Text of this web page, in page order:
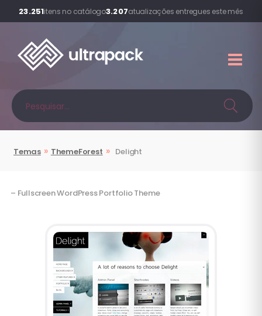
23.251itens no catálogo3.207atualizações entregues este mês
Temas » ThemeForest » Delight
– Fullscreen WordPress Portfolio Theme